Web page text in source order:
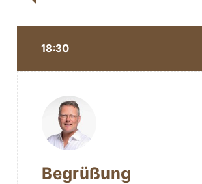
18:30
Begrüßung